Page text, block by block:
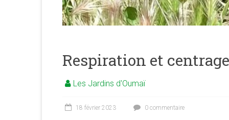
association
<b/>sophrologie,
psychologie
ressources
Respiration et
Les Jardins d'Oumaï
18 février 2023 0 commentaire